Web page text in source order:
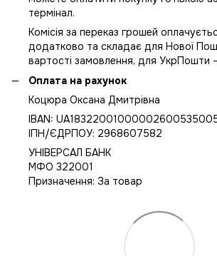
термінал.
Комісія за переказ грошей
додатково та складає для Нової
вартості замовлення, для УкрПошти
Оплата на рахунок
Коцюра Оксана Дмитрівна
IBAN:
IПН/ЄДРПОУ: 2968607582
УНІВЕРСАЛ БАНК
МФО 322001
Призначення: За товар